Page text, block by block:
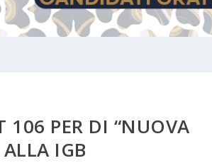
106 PER DI “NUOVA
IGB